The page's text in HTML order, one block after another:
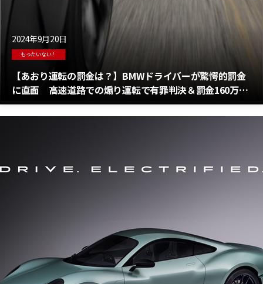
2024年9月20日
もったいない！
【あおり運転の罰金は？】BMWドライバーが驚愕的罰金
に直面 高速道路での煽り運転で有罪判決＆罰金160万
円！＠スイス